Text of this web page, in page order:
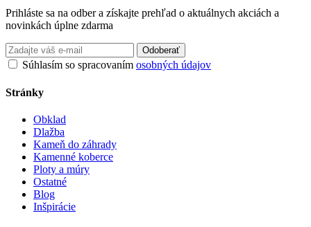
Prihláste sa na odber a získajte prehľad o aktuálnych akciách a
novinkách úplne zdarma
Odoberať
Súhlasím so spracovaním osobných údajov
Stránky
Obklad
Dlažba
Kameň do záhrady
Kamenné koberce
Ploty a múry
Ostatné
Blog
Inšpirácie